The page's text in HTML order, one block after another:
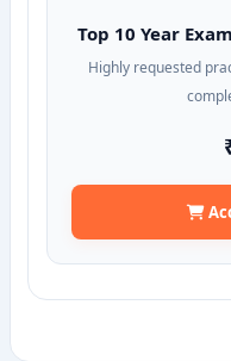
Top 10 Year
Highly requested